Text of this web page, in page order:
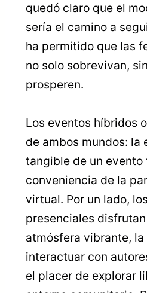
quedó claro que el
sería el camino a
ha permitido que las
no solo sobrevivan,
prosperen.
Los eventos híbridos
de ambos mundos: la
tangible de un evento
conveniencia de la
virtual. Por un lado,
presenciales
atmósfera vibrante,
interactuar con
el placer de explorar